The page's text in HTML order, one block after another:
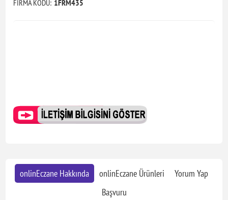
FİRMA KODU: 1FRM435
onlinEczane Hakkında onlinEczane Ürünleri
Yorum Yap
Başvuru